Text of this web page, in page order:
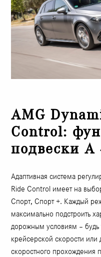
AMG
Control:
подвески A
Адаптивная система
Ride Control имеет на
Спорт, Спорт +. Каждый
максимально подстроить
дорожным условиям –
крейсерской скорости или
скоростного прохождения